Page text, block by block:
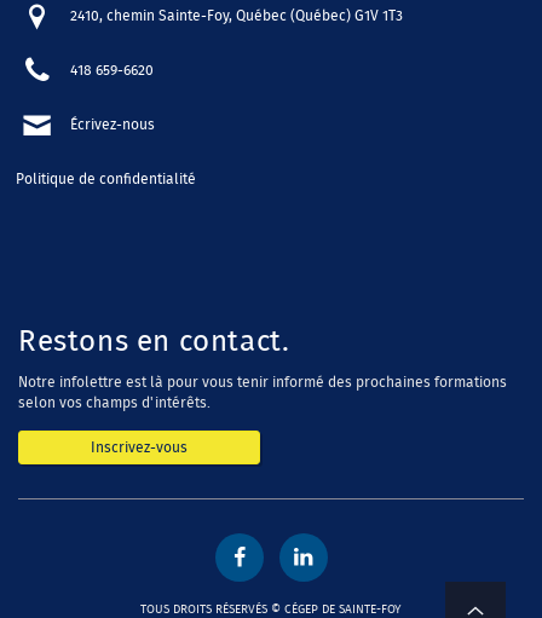
2410, chemin Sainte-Foy, Québec (Québec) G1V 1T3
418 659-6620
Écrivez-nous
Politique de confidentialité
Restons en contact.
Notre infolettre est là pour vous tenir informé des prochaines formations
selon vos champs d'intérêts.
Inscrivez-vous
PAGE FACEBOOK DE LA
LINKEDIN DU CÉGEP
TOUS DROITS RÉSERVÉS © CÉGEP DE SAINTE-FOY